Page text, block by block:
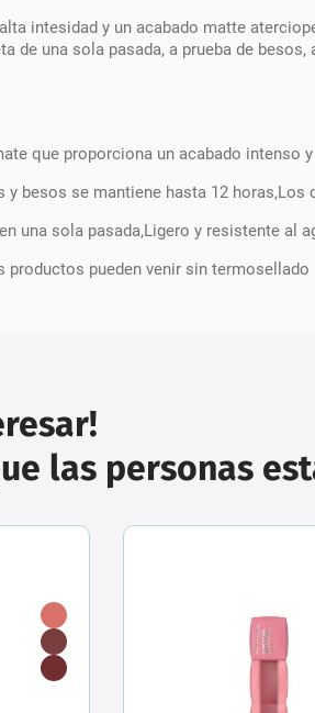
intesidad y un acabado matte
de una sola pasada, a prueba de
que proporciona un acabado intenso y
y besos se mantiene hasta 12
una sola pasada,Ligero y resistente al
productos pueden venir sin termosellado
las personas